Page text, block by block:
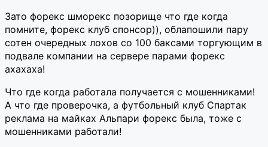
Зато форекс шморекс позорище что где когда
помните, форекс клуб спонсор)), облапошили пару
сотен очередных лохов со 100 баксами торгующим в
подвале компании на сервере парами форекс
ахахаха!
Что где когда работала получается с мошенниками!
А что где проверочка, а футбольный клуб Спартак
реклама на майках Альпари форекс была, тоже с
мошенниками работали!